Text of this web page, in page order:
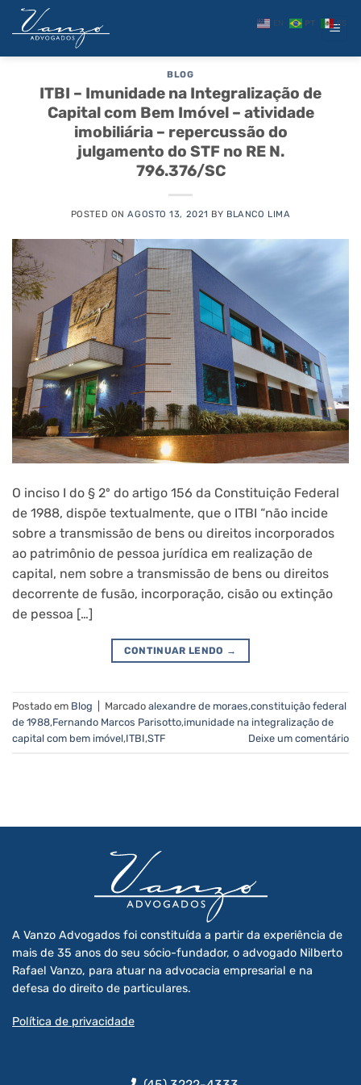
Skip
ARQUIVOS DE TAG: ITBI
BLOG
ITBI – Imunidade na Integralização de
Capital com Bem Imóvel – atividade
imobiliária – repercussão do
julgamento do STF no RE N.
796.376/SC
POSTED ONAGOSTO 13, 2021 BY BLANCO LIMA
O inciso I do § 2º do artigo 156 da Constituição Federal
de 1988, dispõe textualmente, que o ITBI “não incide
sobre a transmissão de bens ou direitos incorporados
ao patrimônio de pessoa jurídica em realização de
capital, nem sobre a transmissão de bens ou direitos
decorrente de fusão, incorporação, cisão ou extinção
de pessoa […]
CONTINUAR LENDO →
Postado em Blog Marcado alexandre de moraes,constituição federal
de 1988,Fernando Marcos Parisotto,imunidade na integralização de
capital com bem imóvel,ITBI,STF Deixe um comentário
A Vanzo Advogados foi constituída a partir da experiência de
mais de 35 anos do seu sócio-fundador, o advogado Nilberto
Rafael Vanzo, para atuar na advocacia empresarial e na
defesa do direito de particulares.
Política de privacidade
EN PT ES